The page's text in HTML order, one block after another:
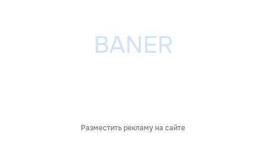
Разместить рекламу на сайте